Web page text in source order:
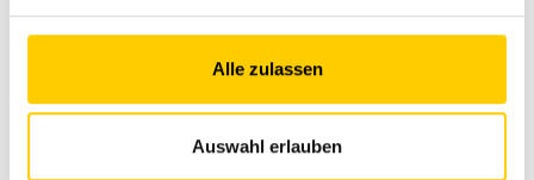
Alle zulassen
Auswahl erlauben